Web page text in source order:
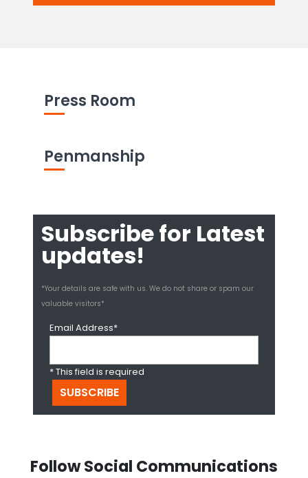
Press Room
Penmanship
Subscribe for Latest
updates!
*Your details are safe with us. We do not share or spam our
valuable visitors*
Email Address*
* This field is required
Follow Social Communications